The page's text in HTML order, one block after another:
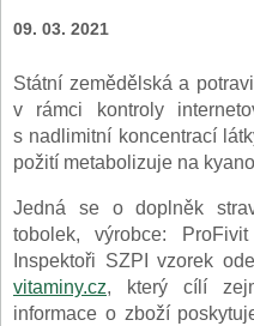
09. 03. 2021
Státní zemědělská a
v rámci kontroly
s nadlimitní koncentrací
požití metabolizuje na
Jedná se o doplněk
tobolek, výrobce:
Inspektoři SZPI vzorek
vitaminy.cz, který cílí
informace o zboží